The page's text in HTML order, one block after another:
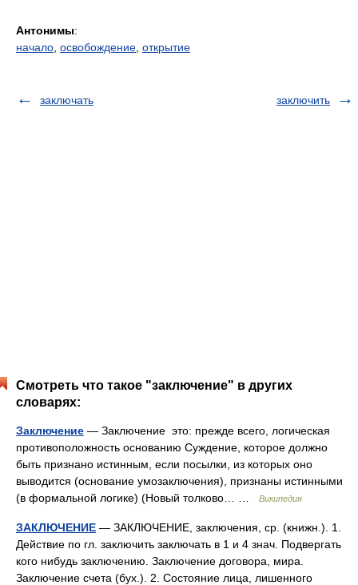
Антонимы:
начало освобождение открытие
заключать заключить
Смотреть что такое "заключение" в других
словарях:
Заключение — Заключение это: прежде всего, логическая
противоположность основанию Суждение, которое должно
быть признано истинным, если посылки, из которых оно
выводится (основание умозаключения), признаны истинными
(в формальной логике) (Новый толково… …
Википедия
ЗАКЛЮЧЕНИЕ — ЗАКЛЮЧЕНИЕ, заключения, ср. (книжн.). 1.
Действие по гл. заключить заключать в 1 и 4 знач. Подвергать
кого нибудь заключению. Заключение договора, мира.
Заключение счета (бух.). 2. Состояние лица, лишенного